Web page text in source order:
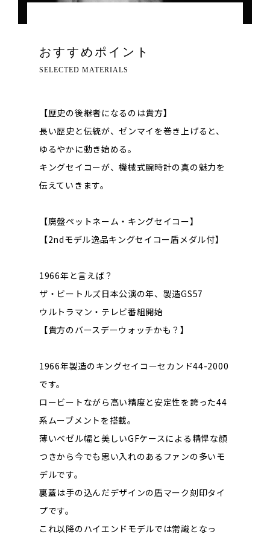
おすすめポイント
SELECTED MATERIALS
【歴史の後継者になるのは貴方】
長い歴史と伝統が、ゼンマイを巻き上げると、
ゆるやかに動き始める。
キングセイコーが、機械式腕時計の真の魅力を
伝えていきます。
【廃盤ペットネーム・キングセイコー】
【2ndモデル逸品キングセイコー盾メダル付】
1966年と言えば？
ザ・ビートルズ日本公演の年、製造GS57
ウルトラマン・テレビ番組開始
【貴方のバースデーウォッチかも？】
1966年製造のキングセイコーセカンド44-2000
です。
ロービートながら高い精度と安定性を誇った44
系ムーブメントを搭載。
薄いベゼル幅と美しいGFケースによる精悍な顔
つきから今でも思い入れのあるファンの多いモ
デルです。
裏蓋は手の込んだデザインの盾マーク刻印タイ
プです。
これ以降のハイエンドモデルでは常識となっ